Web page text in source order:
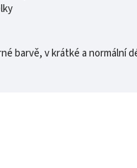
barvě, v krátké a normální